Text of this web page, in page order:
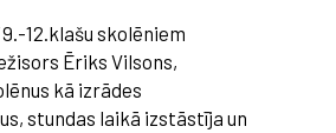
12.klašu skolēniem
Ēriks Vilsons,
kā izrādes
stundas laikā izstāstīja un